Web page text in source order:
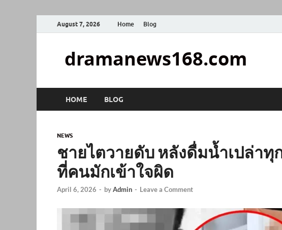
August 7, 2026 Home Blog
dramanews168.com
HOME BLOG
NEWS
ชายไตวายดับ หลังดื่มน้ำเปล่าทุ
ที่คนมักเข้าใจผิด
April 6, 2026 - byAdmin - Leave a Comment